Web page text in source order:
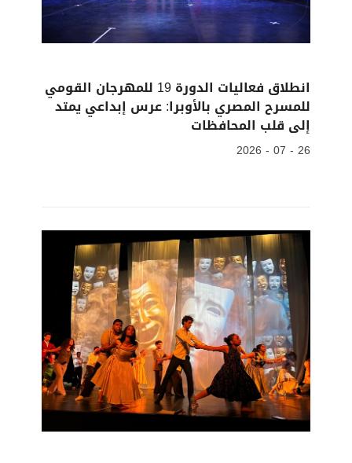
انطلاق فعاليات الدورة 19 للمهرجان القومي
للمسرح المصري بالأوبرا: عرس إبداعي يمتد
إلى قلب المحافظات
26 - 07 - 2026